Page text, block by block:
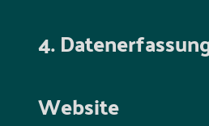
4.
Website